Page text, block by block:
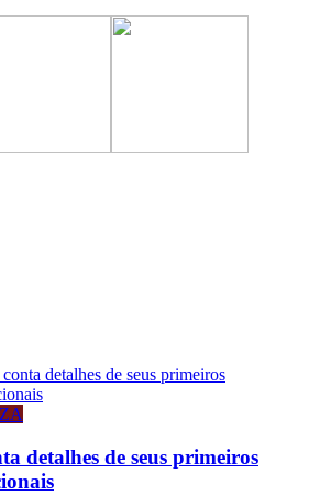
detalhes de seus primeiros